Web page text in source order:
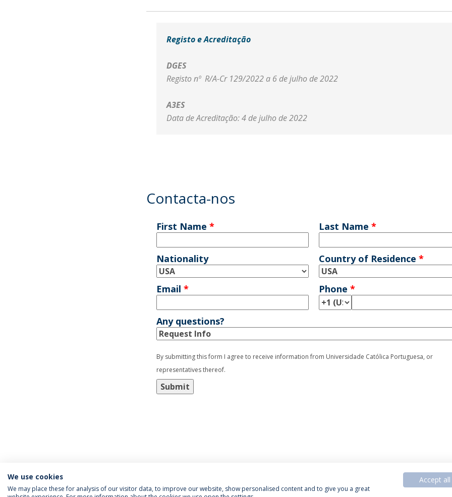
Registo e Acreditação
DGES
Registo nº R/A-Cr 129/2022 a 6 de julho de 2022
A3ES
Data de Acreditação: 4 de julho de 2022
Contacta-nos
First Name* Last Name*
Nationality Country of Residence*
Email* Phone*
Any questions?
By submitting this form I agree to receive information from Universidade Católica Portuguesa, or
representatives thereof.
Submit
We use cookies
We may place these for analysis of our visitor data, to improve our website, show personalised content and to give you a great
Accept all